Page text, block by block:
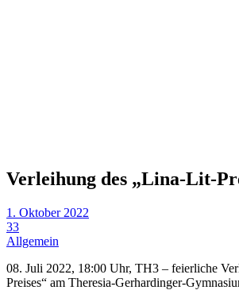
Verleihung des „Lina-Lit-
1. Oktober 2022
33
Allgemein
08. Juli 2022, 18:00 Uhr, TH3 – feierliche
Preises“ am Theresia-Gerhardinger-